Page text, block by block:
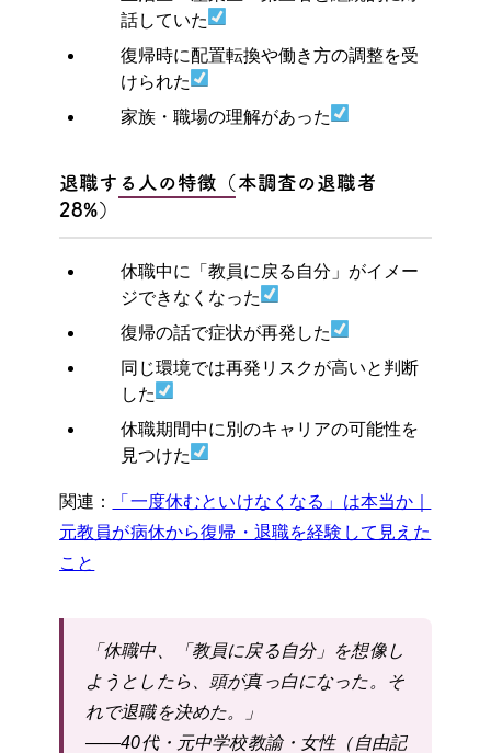
話していた
復帰時に配置転換や働き方の調整を受
けられた
家族・職場の理解があった
退職する人の特徴（本調査の退職者
28%）
休職中に「教員に戻る自分」がイメー
ジできなくなった
復帰の話で症状が再発した
同じ環境では再発リスクが高いと判断
した
休職期間中に別のキャリアの可能性を
見つけた
関連：
「一度休むといけなくなる」は本当か｜
元教員が病休から復帰・退職を経験して見えた
こと
「休職中、「教員に戻る自分」を想像し
ようとしたら、頭が真っ白になった。そ
れで退職を決めた。」
——40代・元中学校教諭・女性（自由記